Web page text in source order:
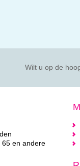
Wilt u op de
65 en andere